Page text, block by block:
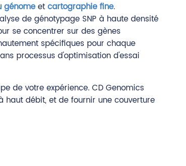
génomeet cartographie fine.
de génotypage SNP à haute densité
se concentrer sur des gènes
spécifiques pour chaque
processus d'optimisation d'essai
de votre expérience. CD Genomics
débit, et de fournir une couverture